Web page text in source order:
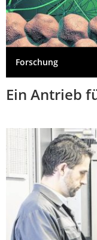
Forschung
Ein Antrieb